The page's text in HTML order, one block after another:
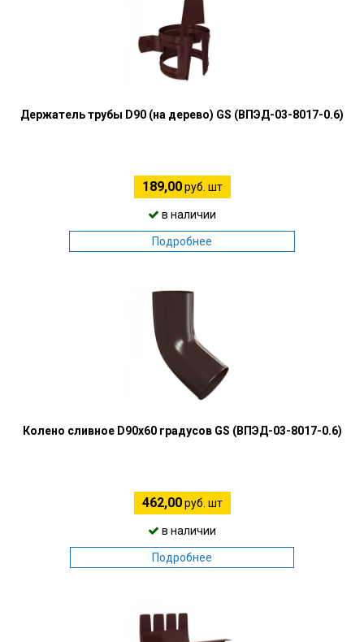
Держатель трубы D90 (на дерево) GS (ВПЭД-03-8017-0.6)
189,00руб. шт
в наличии
Подробнее
Колено сливное D90х60 градусов GS (ВПЭД-03-8017-0.6)
462,00руб. шт
в наличии
Подробнее